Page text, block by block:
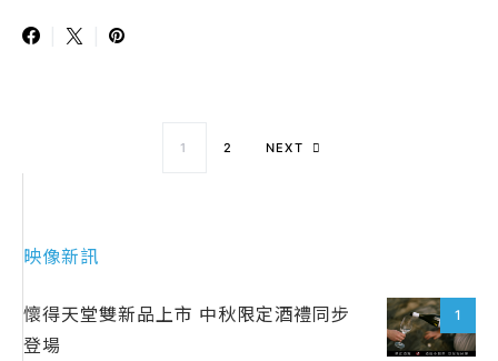
文章導覽
1 2 NEXT
映像新訊
1
懷得天堂雙新品上市 中秋限定酒禮同步
登場